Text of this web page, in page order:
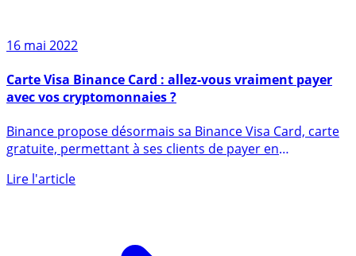
16 mai 2022
avec vos cryptomonnaies ?
gratuite, permettant à ses clients de payer en